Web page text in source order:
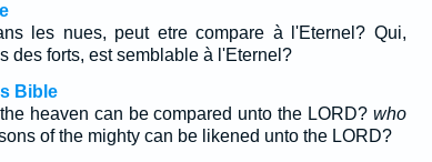
les nues, peut etre compare à l'Eternel? Qui,
des forts, est semblable à l'Eternel?
Bible
heaven can be compared unto the LORD? who
of the mighty can be likened unto the LORD?